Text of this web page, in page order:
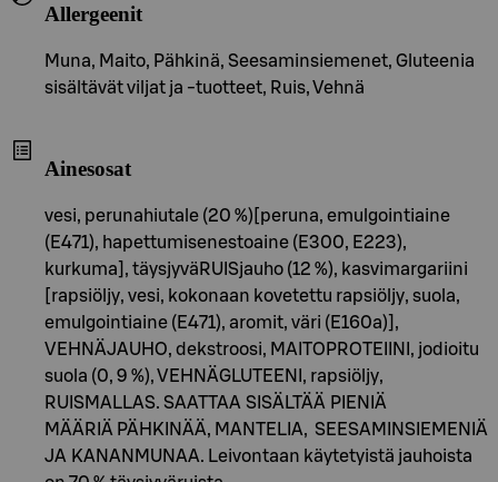
Allergeenit
Muna, Maito, Pähkinä, Seesaminsiemenet, Gluteenia
sisältävät viljat ja -tuotteet, Ruis, Vehnä
Ainesosat
vesi, perunahiutale (20 %)[peruna, emulgointiaine
(E471), hapettumisenestoaine (E300, E223),
kurkuma], täysjyväRUISjauho (12 %), kasvimargariini
[rapsiöljy, vesi, kokonaan kovetettu rapsiöljy, suola,
emulgointiaine (E471), aromit, väri (E160a)],
VEHNÄJAUHO, dekstroosi, MAITOPROTEIINI, jodioitu
suola (0, 9 %), VEHNÄGLUTEENI, rapsiöljy,
RUISMALLAS. SAATTAA SISÄLTÄÄ PIENIÄ
MÄÄRIÄ PÄHKINÄÄ, MANTELIA, SEESAMINSIEMENIÄ
JA KANANMUNAA. Leivontaan käytetyistä jauhoista